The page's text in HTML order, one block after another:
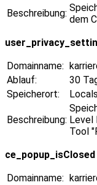
Beschreibung:
dem
Domainname:
Ablauf:
30
Speicherort:
Beschreibung: Level
Tool
ce_popup_isClosed
Domainname: